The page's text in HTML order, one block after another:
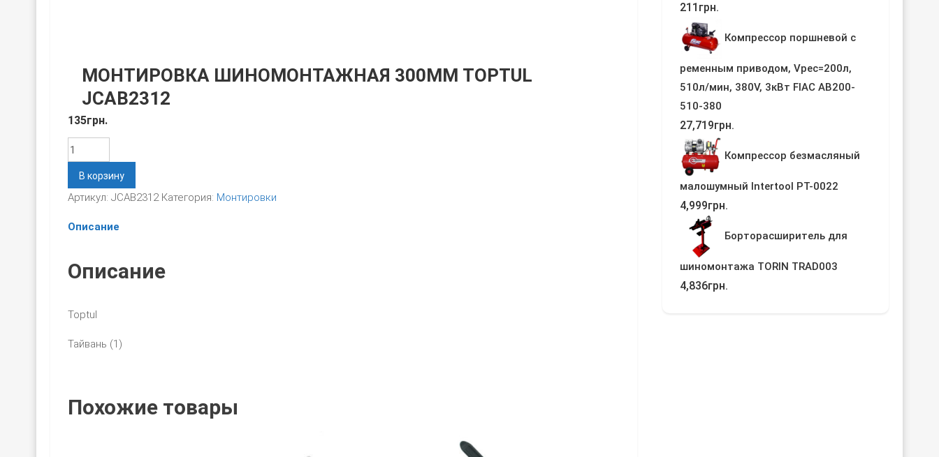
МОНТИРОВКА ШИНОМОНТАЖНАЯ 300ММ TOPTUL
JCAB2312
135грн.
Количество
В корзину
Артикул: JCAB2312 Категория: Монтировки
Описание
Описание
Toptul
Тайвань (1)
Похожие товары
211 грн.
Компрессор поршневой с
ременным приводом, Vрес=200л,
510л/мин, 380V, 3кВт FIAC AB200-
510-380
27,719грн.
Компрессор безмасляный
малошумный Intertool PT-0022
4,999грн.
Борторасширитель для
шиномонтажа TORIN TRAD003
4,836грн.